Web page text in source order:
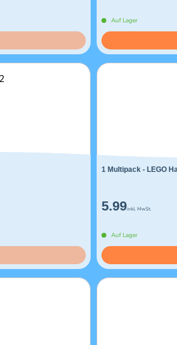
Auf Lager
1 Multipack - LEGO
5.99inkl. MwSt.
Auf Lager